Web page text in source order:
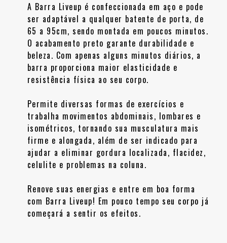
A Barra Liveup é confeccionada em aço e pode
ser adaptável a qualquer batente de porta, de
65 a 95cm, sendo montada em poucos minutos.
O acabamento preto garante durabilidade e
beleza. Com apenas alguns minutos diários, a
barra proporciona maior elasticidade e
resistência física ao seu corpo.
Permite diversas formas de exercícios e
trabalha movimentos abdominais, lombares e
isométricos, tornando sua musculatura mais
firme e alongada, além de ser indicado para
ajudar a eliminar gordura localizada, flacidez,
celulite e problemas na coluna.
Renove suas energias e entre em boa forma
com Barra Liveup! Em pouco tempo seu corpo já
começará a sentir os efeitos.